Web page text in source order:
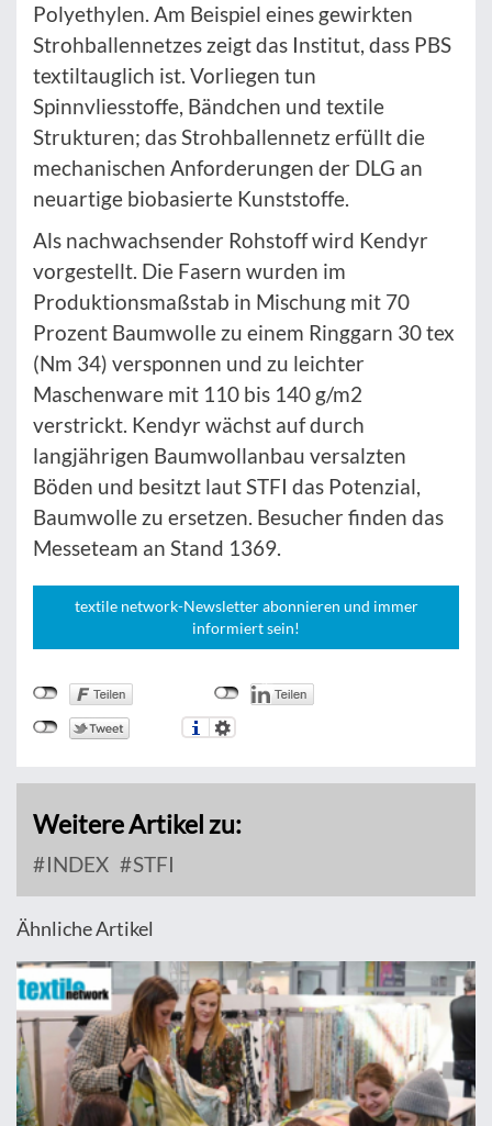
Polyethylen. Am Beispiel eines gewirkten
Strohballennetzes zeigt das Institut, dass PBS
textiltauglich ist. Vorliegen tun
Spinnvliesstoffe, Bändchen und textile
Strukturen; das Strohballennetz erfüllt die
mechanischen Anforderungen der DLG an
neuartige biobasierte Kunststoffe.
Als nachwachsender Rohstoff wird Kendyr
vorgestellt. Die Fasern wurden im
Produktionsmaßstab in Mischung mit 70
Prozent Baumwolle zu einem Ringgarn 30 tex
(Nm 34) versponnen und zu leichter
Maschenware mit 110 bis 140 g/m2
verstrickt. Kendyr wächst auf durch
langjährigen Baumwollanbau versalzten
Böden und besitzt laut STFI das Potenzial,
Baumwolle zu ersetzen. Besucher finden das
Messeteam an Stand 1369.
textile network-Newsletter abonnieren und immer
informiert sein!
Weitere Artikel zu:
INDEX STFI
Ähnliche Artikel